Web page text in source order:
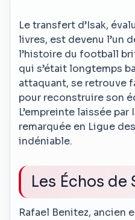
Le transfert d’Isak,
livres, est devenu l’un
l’histoire du football
qui s’était longtemps
attaquant, se retrouve
pour reconstruire son
L’empreinte laissée
remarquée en Ligue
indéniable.
Les Échos de
Rafael Benitez, ancien